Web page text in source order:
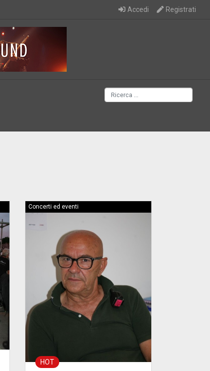
Accedi Registrati
Concerti ed eventi
HOT